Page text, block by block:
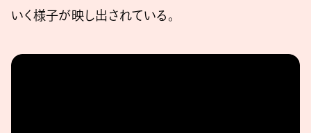
いく様子が映し出されている。